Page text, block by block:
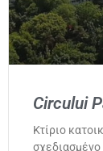
Circului
Κτίριο
σχεδιασμένο